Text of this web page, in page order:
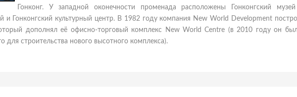
Гонконг. У западной оконечности променада расположены Гонконгский музей
и Гонконгский культурный центр. В 1982 году компания New World Development
дополнял её офисно-торговый комплекс New World Centre (в 2010 году он
для строительства нового высотного комплекса).